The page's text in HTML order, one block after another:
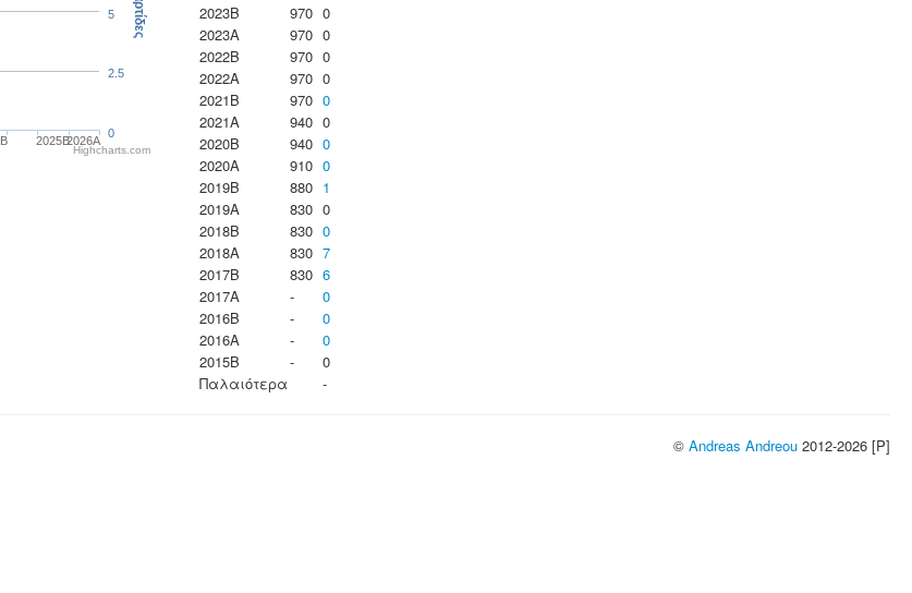
2025B2026A
0
2.5
5 Παρτίδες
Highcharts.com
2023B
970 0
2023Α
970 0
2022B
970 0
2022A
970 0
2021B
970 0
2021A
940 0
2020B
940 0
2020A
910 0
2019B
880 1
2019A
830 0
2018B
830 0
2018A
830 7
2017B
830 6
2017A
-
0
2016B
-
0
2016A
-
0
2015B
-
0
Παλαιότερα
-
© Andreas Andreou 2012-2026 [P]